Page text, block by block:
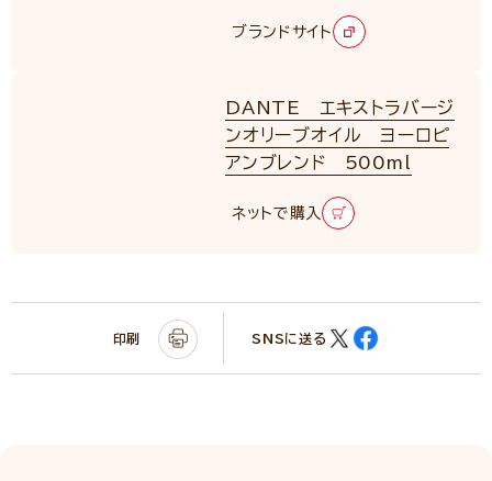
ブランドサイト
DANTE エキストラバージ
ンオリーブオイル ヨーロピ
アンブレンド 500ml
ネットで購入
印刷 SNSに送る